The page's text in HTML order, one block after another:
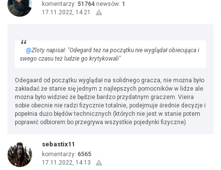
komentarzy: 51764 newsów: 1
17.11.2022, 14:21
@Zloty napisał: "Odegard też na początku nie wyglądał obiecująca i
swego czasu też ludzie go krytykowali"
Odegaard od początku wyglądał na solidnego gracza, nie można było
zakładać że stanie się jednym z najlepszych pomocników w lidze ale
można było widzieć że będzie bardzo przydatnym graczem. Vieira
sobie obecnie nie radzi fizycznie totalnie, podejmuje średnie decyzje i
popełnia dużo błędów technicznych (których nie jest w stanie potem
poprawić odbiorem bo przegrywa wszystkie pojedynki fizyczne)
sebastix11
komentarzy: 6565
17.11.2022, 14:13